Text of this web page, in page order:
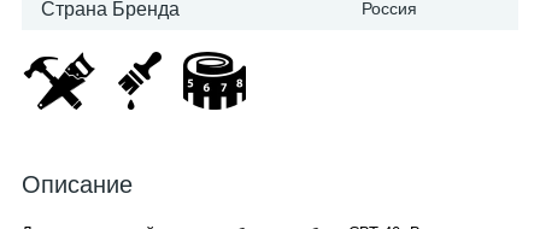
Страна Бренда Россия
Описание